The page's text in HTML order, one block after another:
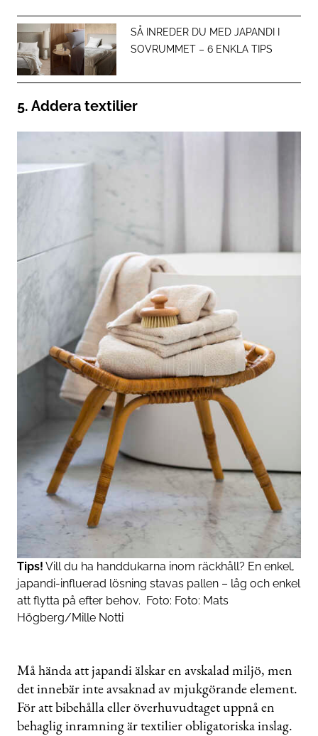
SÅ INREDER DU MED JAPANDI I
SOVRUMMET – 6 ENKLA TIPS
5. Addera textilier
Tips! Vill du ha handdukarna inom räckhåll? En enkel,
japandi-influerad lösning stavas pallen – låg och enkel
att flytta på efter behov. Foto: Foto: Mats
Högberg/Mille Notti
Må hända att japandi älskar en avskalad miljö, men
det innebär inte avsaknad av mjukgörande element.
För att bibehålla eller överhuvudtaget uppnå en
behaglig inramning är textilier obligatoriska inslag.